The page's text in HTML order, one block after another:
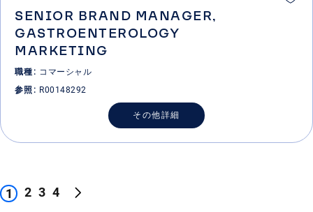
SENIOR BRAND MANAGER,
GASTROENTEROLOGY
MARKETING
職種 コマーシャル
参照
R00148292
その他詳細
1 2 3 4